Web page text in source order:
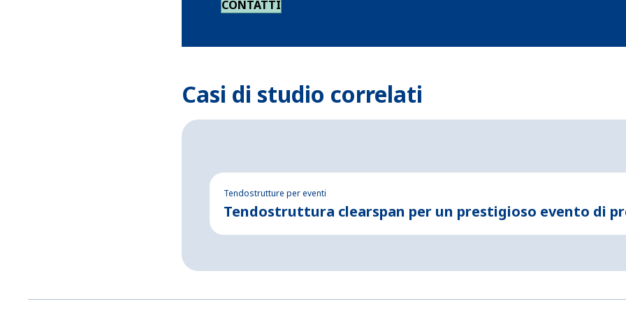
CONTATTI
Casi di studio correlati
Tendostrutture per eventi
Tendostruttura clearspan per un prestigioso evento di